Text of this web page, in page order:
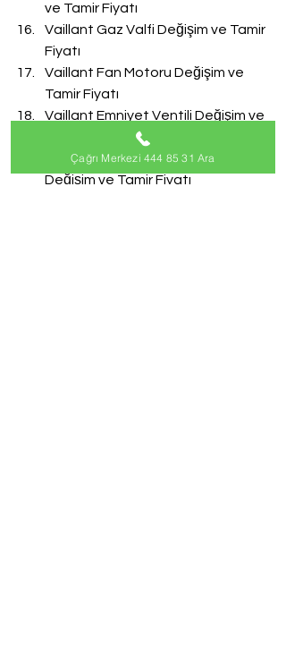
ve Tamir Fiyatı
Vaillant Gaz Valfi Değişim ve Tamir
Fiyatı
Vaillant Fan Motoru Değişim ve
Tamir Fiyatı
Vaillant Emniyet Ventili Değişim ve
Vaillant Doldurma Musluğu
Değişim ve Tamir Fiyatı
Çağrı Merkezi 444 85 31 Ara